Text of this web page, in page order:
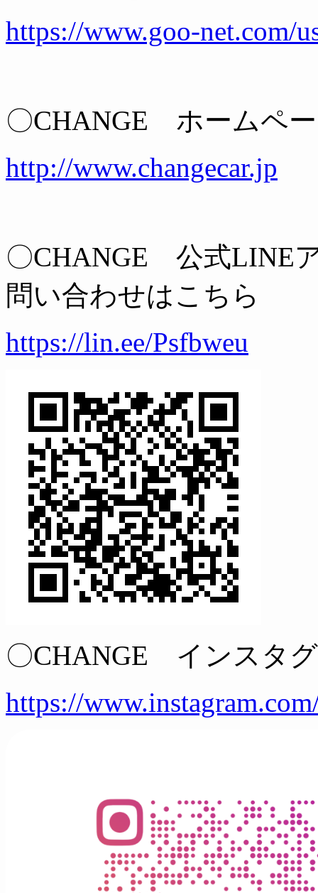
https://www.goo-net.com/
〇CHANGE ホームペ
http://www.changecar.jp
〇CHANGE 公式LINE
問い合わせはこちら
https://lin.ee/Psfbweu
〇CHANGE インスタ
https://